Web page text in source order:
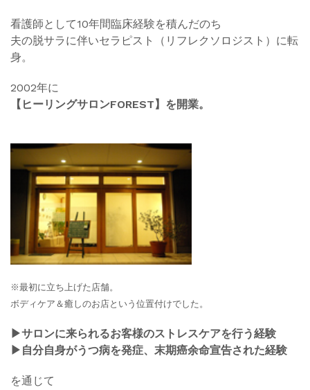
看護師として10年間臨床経験を積んだのち
夫の脱サラに伴いセラピスト（リフレクソロジスト）に転
身。
2002年に
【ヒーリングサロンFOREST】を開業。
※最初に立ち上げた店舗。
ボディケア＆癒しのお店という位置付けでした。
▶︎サロンに来られるお客様のストレスケアを行う経験
▶︎自分自身がうつ病を発症、末期癌余命宣告された経験
を通じて